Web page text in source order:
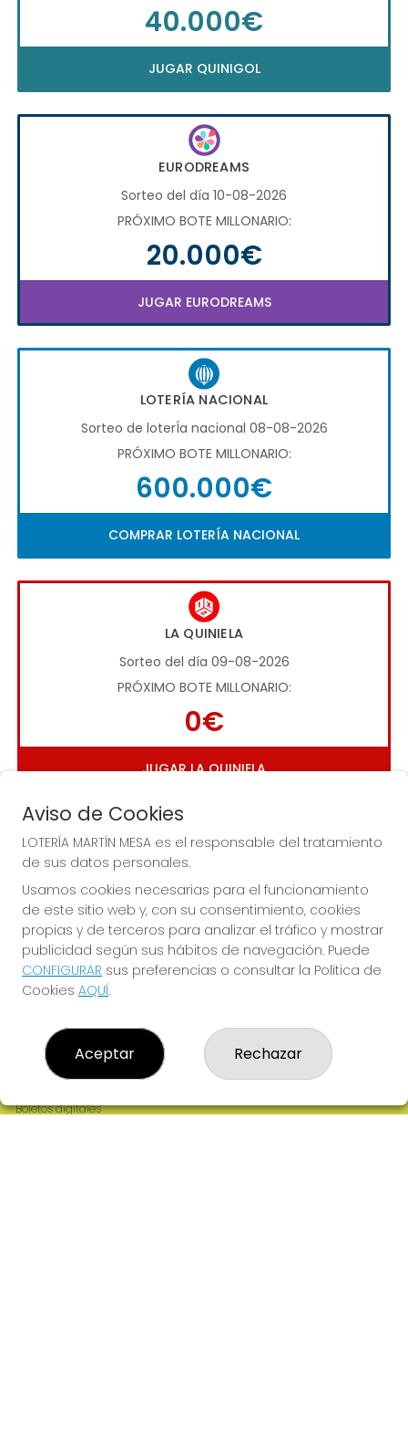
40.000€
JUGAR QUINIGOL
EURODREAMS
Sorteo del día 10-08-2026
PRÓXIMO BOTE MILLONARIO:
20.000€
JUGAR EURODREAMS
LOTERÍA NACIONAL
Sorteo de loterÍa nacional 08-08-2026
PRÓXIMO BOTE MILLONARIO:
600.000€
COMPRAR LOTERÍA NACIONAL
LA QUINIELA
Sorteo del día 09-08-2026
PRÓXIMO BOTE MILLONARIO:
0€
JUGAR LA QUINIELA
Imagen anterior
LOTERÍA MARTÍN MESA
Resultados
Contacto
Empresas
Boletos digitales
Aviso de Cookies
LOTERÍA MARTÍN MESA es el responsable del tratamiento
de sus datos personales.
Usamos cookies necesarias para el funcionamiento
de este sitio web y, con su consentimiento, cookies
propias y de terceros para analizar el tráfico y mostrar
publicidad según sus hábitos de navegación. Puede
CONFIGURAR sus preferencias o consultar la Política de
Cookies AQUÍ.
Aceptar Rechazar